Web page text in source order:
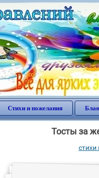
Стихи и пожелания
Тосты за
стихи